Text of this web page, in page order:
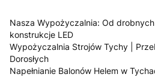
Nasza Wypożyczalnia: Od
konstrukcje LED
Wypożyczalnia Strojów Tychy |
Dorosłych
Napełnianie Balonów Helem w